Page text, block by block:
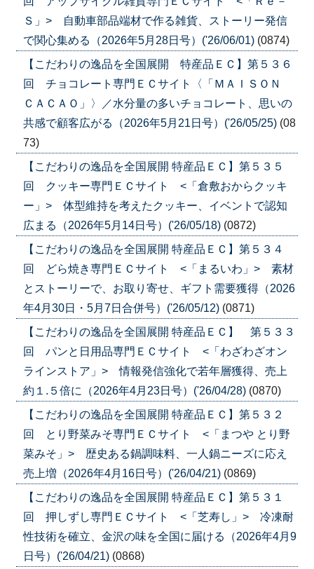
Ｓ」> 自動車部品端材で作る雑貨、ストーリー発信
で関心集める（2026年5月28日号）('26/06/01) (0874)
【こだわりの逸品を全国展開 特産品ＥＣ】第５３６
回 チョコレート専門ＥＣサイト〈「ＭＡＩＳＯＮ
ＣＡＣＡＯ」〉／水分量の多いチョコレート、思いの
共感で顧客広がる（2026年5月21日号）('26/05/25) (08
73)
【こだわりの逸品を全国展開 特産品ＥＣ】第５３５
回 クッキー専門ＥＣサイト <「倉敷おからクッキ
ー」> 体型維持を考えたクッキー、イベントで認知
広まる（2026年5月14日号）('26/05/18) (0872)
【こだわりの逸品を全国展開 特産品ＥＣ】第５３４
回 どら焼き専門ＥＣサイト <「まるいわ」> 素材
とストーリーで、お取り寄せ、ギフト需要獲得（2026
年4月30日・5月7日合併号）('26/05/12) (0871)
【こだわりの逸品を全国展開 特産品ＥＣ】 第５３３
回 パンと日用品専門ＥＣサイト <「わざわざオン
ラインストア」> 情報発信強化で若年層獲得、売上
約１.５倍に（2026年4月23日号）('26/04/28) (0870)
【こだわりの逸品を全国展開 特産品ＥＣ】第５３２
回 とり野菜みそ専門ＥＣサイト <「まつや とり野
菜みそ」> 歴史ある鍋調味料、一人鍋ニーズに応え
売上増（2026年4月16日号）('26/04/21) (0869)
【こだわりの逸品を全国展開 特産品ＥＣ】第５３１
回 押しずし専門ＥＣサイト <「芝寿し」> 冷凍耐
性技術を確立、金沢の味を全国に届ける（2026年4月9
日号）('26/04/21) (0868)